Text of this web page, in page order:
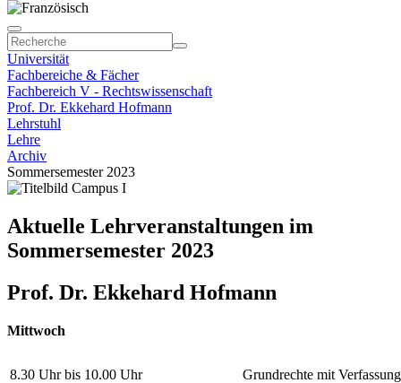
Universität
Fachbereiche & Fächer
Fachbereich V - Rechtswissenschaft
Prof. Dr. Ekkehard Hofmann
Lehrstuhl
Lehre
Archiv
Sommersemester 2023
Aktuelle Lehrveranstaltungen im
Sommersemester 2023
Prof. Dr. Ekkehard Hofmann
Mittwoch
8.30 Uhr bis 10.00 Uhr Grundrechte mit